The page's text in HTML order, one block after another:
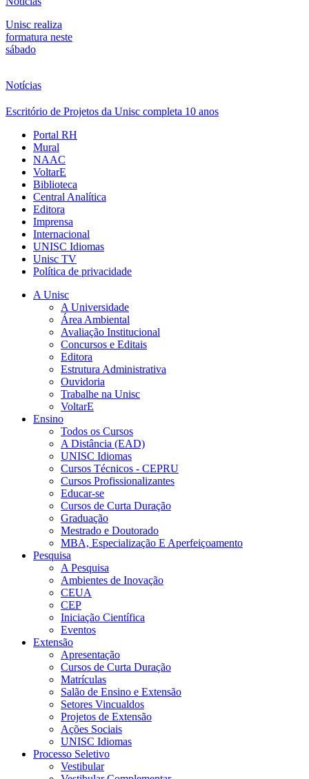
Unisc realiza
formatura neste
sábado
Notícias
Escritório de Projetos da Unisc completa 10 anos
Portal RH
Mural
NAAC
VoltarE
Biblioteca
Central Analítica
Editora
Imprensa
Internacional
UNISC Idiomas
Unisc TV
Política de privacidade
A Unisc
A Universidade
Área Ambiental
Avaliação Institucional
Concursos e Editais
Editora
Estrutura Administrativa
Ouvidoria
Trabalhe na Unisc
VoltarE
Ensino
Todos os Cursos
A Distância (EAD)
UNISC Idiomas
Cursos Técnicos - CEPRU
Cursos Profissionalizantes
Educar-se
Cursos de Curta Duração
Graduação
Mestrado e Doutorado
MBA, Especialização E Aperfeiçoamento
Pesquisa
A Pesquisa
Ambientes de Inovação
CEUA
CEP
Iniciação Científica
Eventos
Extensão
Apresentação
Cursos de Curta Duração
Matrículas
Salão de Ensino e Extensão
Setores Vincualdos
Projetos de Extensão
Ações Sociais
UNISC Idiomas
Processo Seletivo
Vestibular